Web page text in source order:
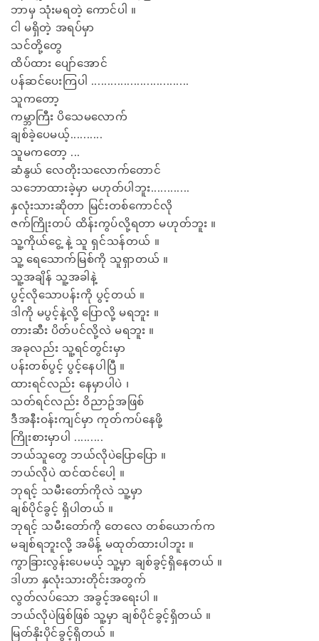
ဘာမှ သုံးမရတဲ့ ကောင်ပါ ။
ငါ မရှိတဲ့ အရပ်မှာ
သင်တို့တွေ
ထိပ်ထား ပျော်အောင်
ပန်ဆင်ပေးကြပါ ..............................
သူကတော့
ကမ္ဘာကြီး ပိသေမလောက်
ချစ်ခဲ့ပေမယ့်..........
သူမကတော့ ...
ဆံနွယ် လေတိုးသလောက်တောင်
သဘောထားခဲ့မှာ မဟုတ်ပါဘူး............
နှလုံးသားဆိုတာ မြင်းတစ်ကောင်လို
ဇက်ကြိုးတပ် ထိန်းကွပ်လို့ရတာ မဟုတ်ဘူး ။
သူ့ကိုယ်ငွေ့ နဲ့ သူ ရှင်သန်တယ် ။
သူ့ ရေသောက်မြစ်ကို သူရှာတယ် ။
သူ့အချိန် သူ့အခါနဲ့
ပွင့်လိုသောပန်းကို ပွင့်တယ် ။
ဒါကို မပွင့်နဲ့လို့ ပြောလို့ မရဘူး ။
တားဆီး ပိတ်ပင်လို့လဲ မရဘူး ။
အခုလည်း သူ့ရင်တွင်းမှာ
ပန်းတစ်ပွင့် ပွင့်နေပါပြီ ။
ထားရင်လည်း နေမှာပါပဲ ၊
သတ်ရင်လည်း ဝိညာဥ်အဖြစ်
ဒီအနီးဝန်းကျင်မှာ ကုတ်ကပ်နေဖို့
ကြိုးစားမှာပါ .........
ဘယ်သူတွေ ဘယ်လိုပဲပြောပြော ။
ဘယ်လိုပဲ ထင်ထင်ပေါ့ ။
ဘုရင့် သမီးတော်ကိုလဲ သူ့မှာ
ချစ်ပိုင်ခွင့် ရှိပါတယ် ။
ဘုရင့် သမီးတော်ကို တေလေ တစ်ယောက်က
မချစ်ရဘူးလို့ အမိန့် မထုတ်ထားပါဘူး ။
ကွာခြားလွန်းပေမယ့် သူ့မှာ ချစ်ခွင့်ရှိနေတယ် ။
ဒါဟာ နှလုံးသားတိုင်းအတွက်
လွတ်လပ်သော အခွင့်အရေးပါ ။
ဘယ်လိုပဲဖြစ်ဖြစ် သူ့မှာ ချစ်ပိုင်ခွင့်ရှိတယ် ။
မြတ်နိုးပိုင်ခွင့်ရှိတယ် ။